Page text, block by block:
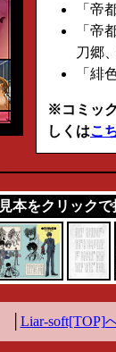
「帝
「帝
刀郷
「緋
※コミッ
しくはこ
見本をクリックで
Liar-soft[TOP]